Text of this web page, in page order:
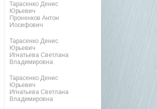
Тарасенко Денис
Юрьевич
Проненков Антон
Иосифович
Тарасенко Денис
Юрьевич
Игнатьева Светлана
Владимировна
Тарасенко Денис
Юрьевич
Игнатьева Светлана
Владимировна